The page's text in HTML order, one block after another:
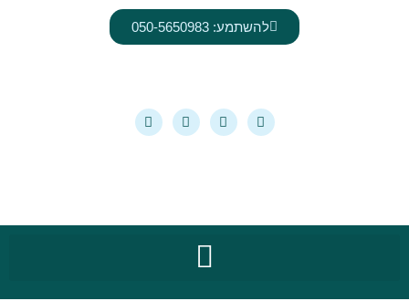
להשתמע: 050-5650983